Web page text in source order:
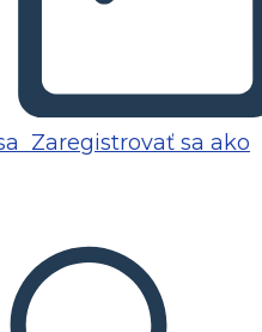
Zaregistrovať sa ako